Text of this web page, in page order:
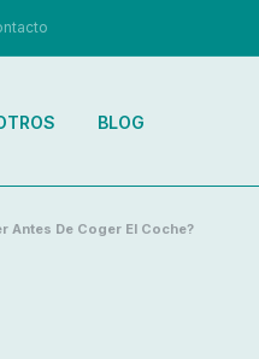
BLOG
Antes De Coger El Coche?